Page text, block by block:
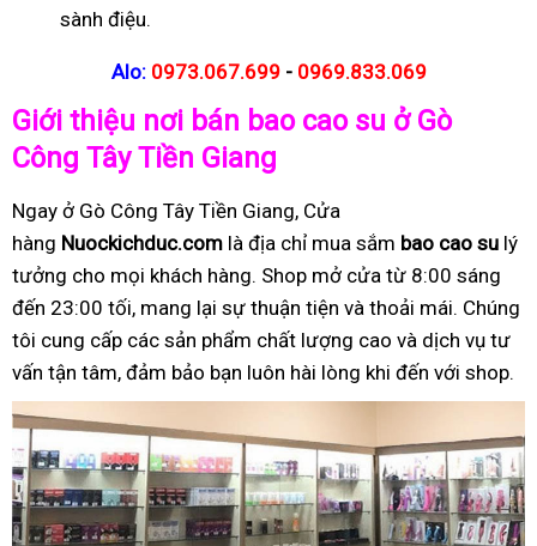
sành điệu.
Alo: 0973.067.699 - 0969.833.069
Giới thiệu nơi bán bao cao su ở Gò
Công Tây Tiền Giang
Ngay ở Gò Công Tây Tiền Giang, Cửa
hàng Nuockichduc.com là địa chỉ mua sắm bao cao su lý
tưởng cho mọi khách hàng. Shop mở cửa từ 8:00 sáng
đến 23:00 tối, mang lại sự thuận tiện và thoải mái. Chúng
tôi cung cấp các sản phẩm chất lượng cao và dịch vụ tư
vấn tận tâm, đảm bảo bạn luôn hài lòng khi đến với shop.